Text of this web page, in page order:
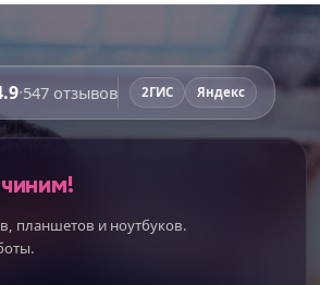
·547 отзывов 2ГИС Яндекс
планшетов и ноутбуков.